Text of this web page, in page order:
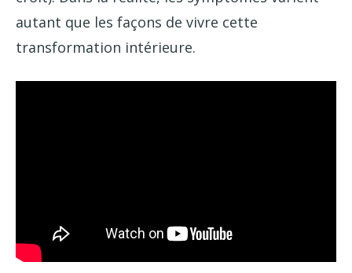
autant que les façons de vivre cette
transformation intérieure.